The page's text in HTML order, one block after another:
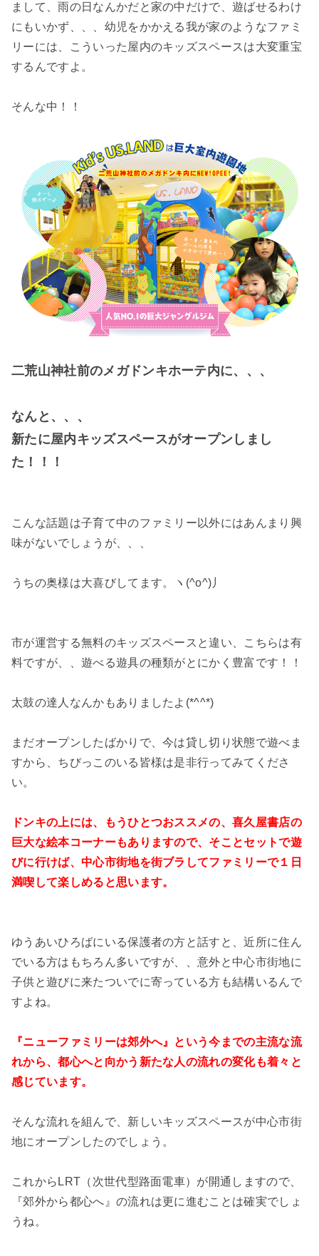
まして、雨の日なんかだと家の中だけで、遊ばせるわけ
にもいかず、、、幼児をかかえる我が家のようなファミ
リーには、こういった屋内のキッズスペースは大変重宝
するんですよ。
そんな中！！
二荒山神社前のメガドンキホーテ内に、、、
なんと、、、
新たに屋内キッズスペースがオープンしまし
た！！！
こんな話題は子育て中のファミリー以外にはあんまり興
味がないでしょうが、、、
うちの奥様は大喜びしてます。ヽ(^o^)丿
市が運営する無料のキッズスペースと違い、こちらは有
料ですが、、遊べる遊具の種類がとにかく豊富です！！
太鼓の達人なんかもありましたよ(*^^*)
まだオープンしたばかりで、今は貸し切り状態で遊べま
すから、ちびっこのいる皆様は是非行ってみてくださ
い。
ドンキの上には、もうひとつおススメの、喜久屋書店の
巨大な絵本コーナーもありますので、そことセットで遊
びに行けば、中心市街地を街ブラしてファミリーで１日
満喫して楽しめると思います。
ゆうあいひろばにいる保護者の方と話すと、近所に住ん
でいる方はもちろん多いですが、、意外と中心市街地に
子供と遊びに来たついでに寄っている方も結構いるんで
すよね。
『ニューファミリーは郊外へ』という今までの主流な流
れから、都心へと向かう新たな人の流れの変化も着々と
感じています。
そんな流れを組んで、新しいキッズスペースが中心市街
地にオープンしたのでしょう。
これからLRT（次世代型路面電車）が開通しますので、
『郊外から都心へ』の流れは更に進むことは確実でしょ
うね。